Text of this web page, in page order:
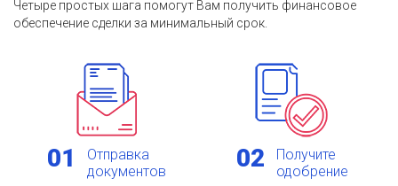
Четыре простых шага помогут Вам получить финансовое
обеспечение сделки за минимальный срок.
01
Отправка
документов
02
Получите
одобрение